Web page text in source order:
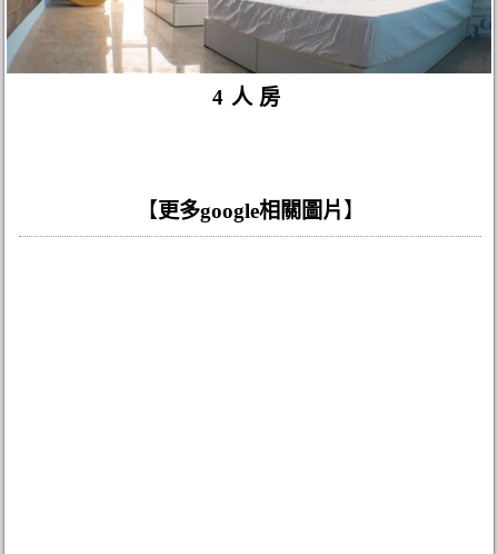
4人房
【更多google相關圖片】